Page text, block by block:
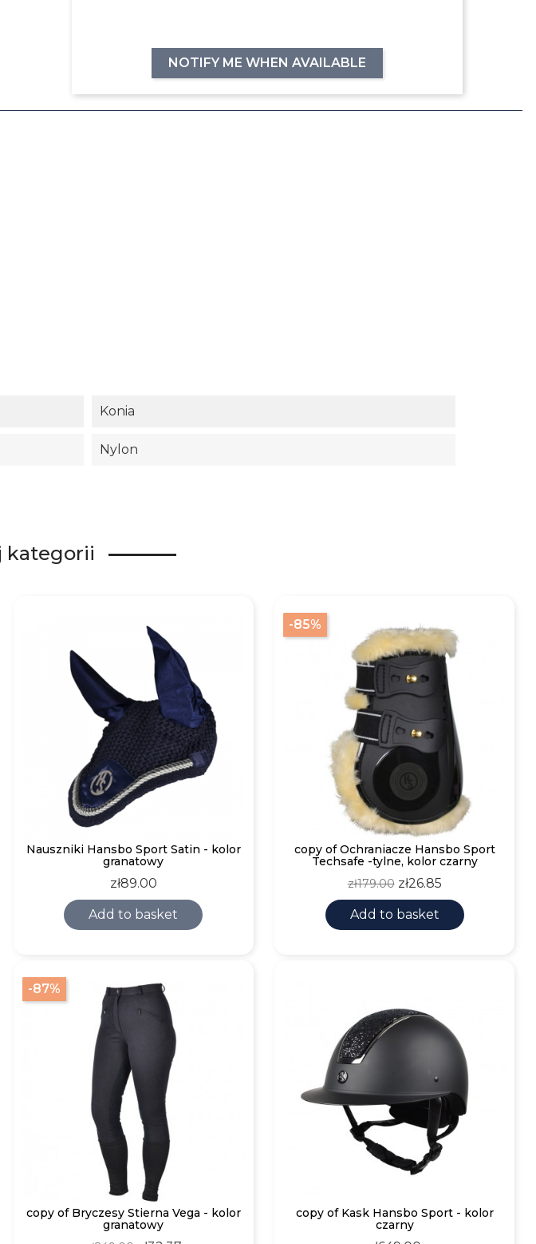
NOTIFY ME WHEN AVAILABLE
Konia
Nylon
kategorii
Nauszniki Hansbo Sport Satin - kolor
granatowy
Price
zł89.00
Add to basket
-85%
copy of Ochraniacze Hansbo Sport
Techsafe -tylne, kolor czarny
Regular
price
zł179.00 Price
zł26.85
Add to basket
-87%
copy of Bryczesy Stierna Vega - kolor
granatowy
copy of Kask Hansbo Sport - kolor
czarny